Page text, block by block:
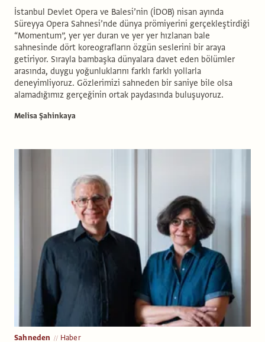
İstanbul Devlet Opera ve Balesi’nin (İDOB) nisan ayında
Süreyya Opera Sahnesi’nde dünya prömiyerini gerçekleştirdiği
“Momentum”, yer yer duran ve yer yer hızlanan bale
sahnesinde dört koreografların özgün seslerini bir araya
getiriyor. Sırayla bambaşka dünyalara davet eden bölümler
arasında, duygu yoğunluklarını farklı farklı yollarla
deneyimliyoruz. Gözlerimizi sahneden bir saniye bile olsa
alamadığımız gerçeğinin ortak paydasında buluşuyoruz.
Melisa Şahinkaya
Sahneden Haber